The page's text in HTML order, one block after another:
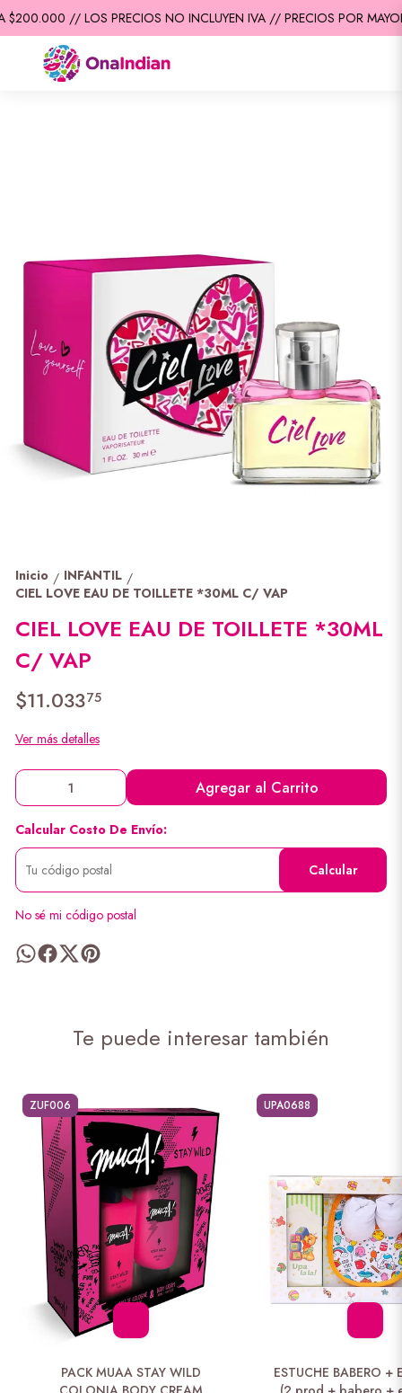
// LOS PRECIOS NO INCLUYEN IVA // PRECIOS POR
Inicio / INFANTIL /
CIEL LOVE EAU DE TOILLETE *30ML C/ VAP
CIEL LOVE EAU DE TOILLETE *30ML
C/ VAP
$11.03375
Ver más detalles
Agregar al Carrito
Calcular Costo De Envío:
Calcular
No sé mi código postal
Te puede interesar también
ZUF006
PACK MUAA STAY WILD
UPA0688
ESTUCHE BABERO +